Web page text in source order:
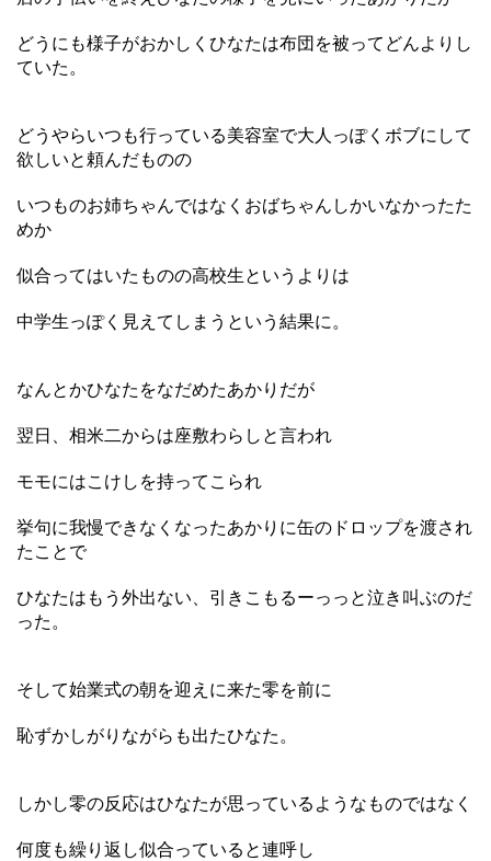
どうにも様子がおかしくひなたは布団を被ってどんよりし
ていた。
どうやらいつも行っている美容室で大人っぽくボブにして
欲しいと頼んだものの
いつものお姉ちゃんではなくおばちゃんしかいなかったた
めか
似合ってはいたものの高校生というよりは
中学生っぽく見えてしまうという結果に。
なんとかひなたをなだめたあかりだが
翌日、相米二からは座敷わらしと言われ
モモにはこけしを持ってこられ
挙句に我慢できなくなったあかりに缶のドロップを渡され
たことで
ひなたはもう外出ない、引きこもるーっっと泣き叫ぶのだ
った。
そして始業式の朝を迎えに来た零を前に
恥ずかしがりながらも出たひなた。
しかし零の反応はひなたが思っているようなものではなく
何度も繰り返し似合っていると連呼し